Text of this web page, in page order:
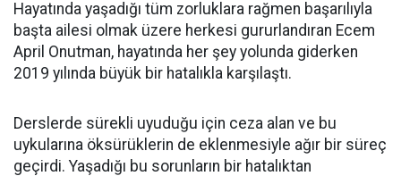
Hayatında yaşadığı tüm zorluklara rağmen başarılıyla
başta ailesi olmak üzere herkesi gururlandıran Ecem
April Onutman, hayatında her şey yolunda giderken
2019 yılında büyük bir hatalıkla karşılaştı.
Derslerde sürekli uyuduğu için ceza alan ve bu
uykularına öksürüklerin de eklenmesiyle ağır bir süreç
geçirdi. Yaşadığı bu sorunların bir hatalıktan